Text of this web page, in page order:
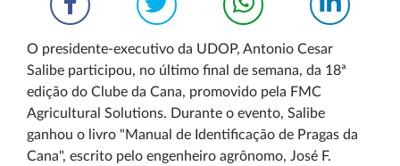
O presidente-executivo da UDOP, Antonio Cesar
Salibe participou, no último final de semana, da 18ª
edição do Clube da Cana, promovido pela FMC
Agricultural Solutions. Durante o evento, Salibe
ganhou o livro "Manual de Identificação de Pragas da
Cana", escrito pelo engenheiro agrônomo, José F.